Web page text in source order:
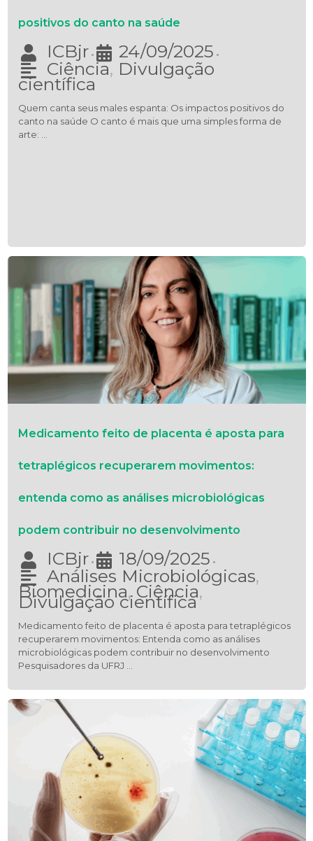
positivos do canto na saúde
ICBjr • 24/09/2025 •
Ciência, Divulgação
científica
Quem canta seus males espanta: Os impactos positivos do
canto na saúde O canto é mais que uma simples forma de
arte: …
Medicamento feito de placenta é aposta para
tetraplégicos recuperarem movimentos:
entenda como as análises microbiológicas
podem contribuir no desenvolvimento
ICBjr • 18/09/2025 •
Análises Microbiológicas,
Biomedicina, Ciência,
Divulgação científica
Medicamento feito de placenta é aposta para tetraplégicos
recuperarem movimentos: Entenda como as análises
microbiológicas podem contribuir no desenvolvimento
Pesquisadores da UFRJ …